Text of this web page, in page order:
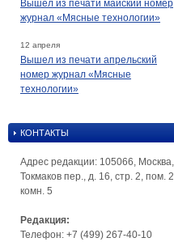
Вышел из печати майский номер
журнал «Мясные технологии»
12 апреля
Вышел из печати апрельский
номер журнал «Мясные
технологии»
КОНТАКТЫ
Адрес редакции: 105066, Москва,
Токмаков пер., д. 16, стр. 2, пом. 2,
комн. 5
Редакция:
Телефон: +7 (499) 267-40-10